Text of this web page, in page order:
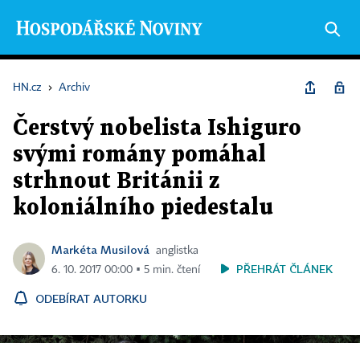
HN.cz › Archiv
Čerstvý nobelista Ishiguro
svými romány pomáhal
strhnout Británii z
koloniálního piedestalu
Markéta Musilová
anglistka
6. 10. 2017 00:00 ▪ 5 min. čtení
PŘEHRÁT ČLÁNEK
ODEBÍRAT AUTORKU